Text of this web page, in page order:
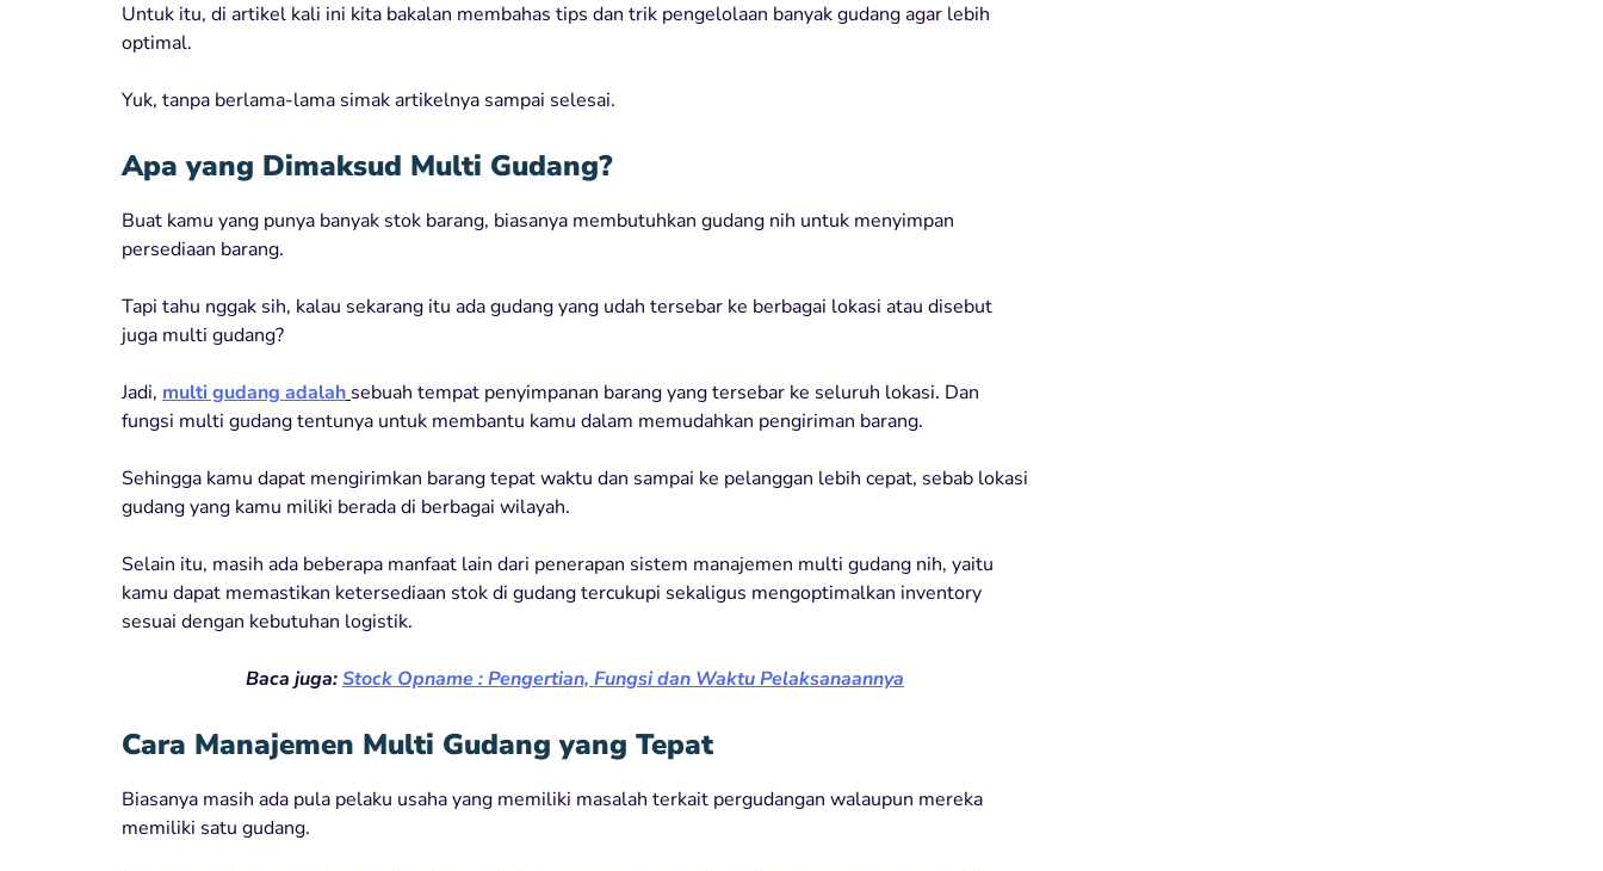
Untuk itu, di artikel kali ini kita bakalan membahas tips dan trik pengelolaan banyak gudang agar lebih
optimal.
Yuk, tanpa berlama-lama simak artikelnya sampai selesai.
Apa yang Dimaksud Multi Gudang?
Buat kamu yang punya banyak stok barang, biasanya membutuhkan gudang nih untuk menyimpan
persediaan barang.
Tapi tahu nggak sih, kalau sekarang itu ada gudang yang udah tersebar ke berbagai lokasi atau disebut
juga multi gudang?
Jadi, multi gudang adalah sebuah tempat penyimpanan barang yang tersebar ke seluruh lokasi. Dan
fungsi multi gudang tentunya untuk membantu kamu dalam memudahkan pengiriman barang.
Sehingga kamu dapat mengirimkan barang tepat waktu dan sampai ke pelanggan lebih cepat, sebab lokasi
gudang yang kamu miliki berada di berbagai wilayah.
Selain itu, masih ada beberapa manfaat lain dari penerapan sistem manajemen multi gudang nih, yaitu
kamu dapat memastikan ketersediaan stok di gudang tercukupi sekaligus mengoptimalkan inventory
sesuai dengan kebutuhan logistik.
Baca juga:Stock Opname : Pengertian, Fungsi dan Waktu Pelaksanaannya
Cara Manajemen Multi Gudang yang Tepat
Biasanya masih ada pula pelaku usaha yang memiliki masalah terkait pergudangan walaupun mereka
memiliki satu gudang.